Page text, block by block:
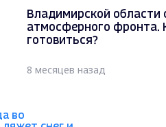
Владимирской области
атмосферного фронта.
готовиться?
8 месяцев назад